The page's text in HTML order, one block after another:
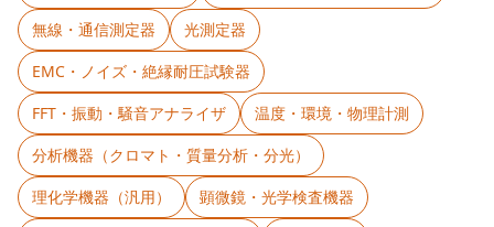
無線・通信測定器
光測定器
EMC・ノイズ・絶縁耐圧試験器
FFT・振動・騒音アナライザ
温度・環境・物理計測
分析機器（クロマト・質量分析・分光）
理化学機器（汎用）
顕微鏡・光学検査機器